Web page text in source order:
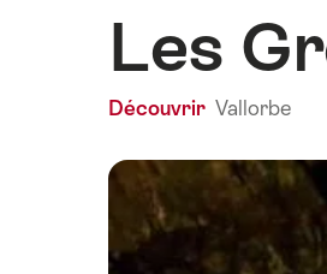
Les
Découvrir Vallorbe